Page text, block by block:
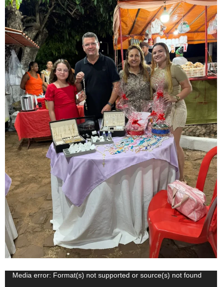
Tocador
Media error: Format(s) not supported or source(s) not found